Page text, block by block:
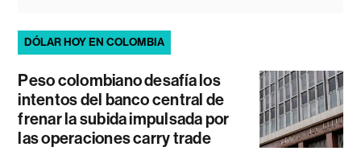
DÓLAR HOY EN COLOMBIA
Peso colombiano desafía los
intentos del banco central de
frenar la subida impulsada por
las operaciones carry trade